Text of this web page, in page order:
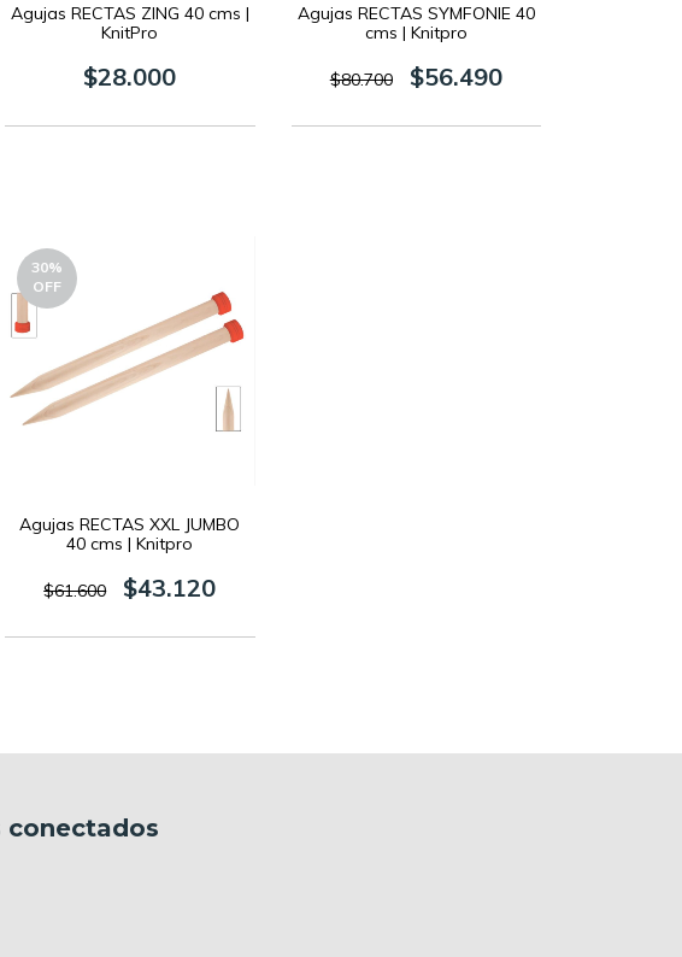
Agujas RECTAS ZING 40 cms |
KnitPro
$28.000
Agujas RECTAS SYMFONIE 40
cms | Knitpro
$80.700 $56.490
30%
OFF
Agujas RECTAS XXL JUMBO
40 cms | Knitpro
$61.600 $43.120
conectados